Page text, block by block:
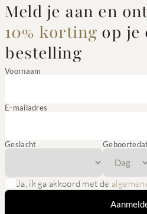
Meld je aan en
10% korting op je
bestelling
Voornaam
E-mailadres
Geslacht
Ja, ik ga akkoord met de